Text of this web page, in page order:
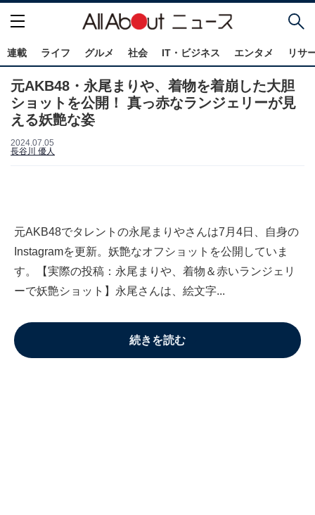
連載 ライフ グルメ 社会 IT・ビジネス エンタメ リサ
元AKB48・永尾まりや、着物を着崩した大胆
ショットを公開！ 真っ赤なランジェリーが見
える妖艶な姿
2024.07.05
長谷川 優人
元AKB48でタレントの永尾まりやさんは7月4日、自身の
Instagramを更新。妖艶なオフショットを公開していま
す。【実際の投稿：永尾まりや、着物＆赤いランジェリ
ーで妖艶ショット】永尾さんは、絵文字...
続きを読む